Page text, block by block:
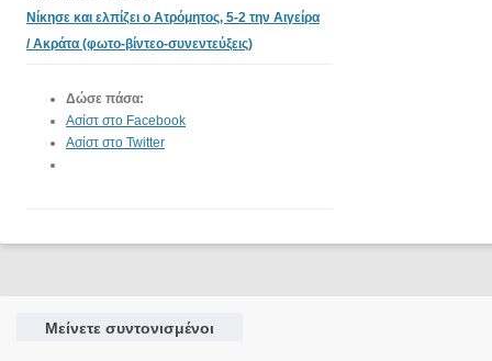
Νίκησε και ελπίζει ο Ατρόμητος, 5-2 την Αιγείρα
/ Ακράτα (φωτο-βίντεο-συνεντεύξεις)
Δώσε πάσα:
Ασίστ στο Facebook
Ασίστ στο Twitter
Μείνετε συντονισμένοι